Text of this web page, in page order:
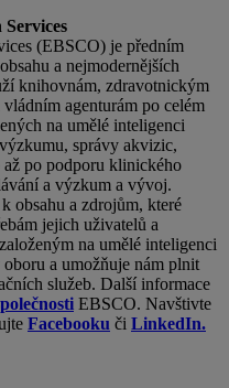
(EBSCO) je předním
a nejmodernějších
knihovnám, zdravotnickým
agenturám po celém
na umělé inteligenci
správy akvizic,
až po podporu klinického
a výzkum a vývoj.
obsahu a zdrojům, které
jejich uživatelů a
na umělé inteligenci
a umožňuje nám plnit
služeb. Další informace
EBSCO. Navštivte
Facebooku či LinkedIn.